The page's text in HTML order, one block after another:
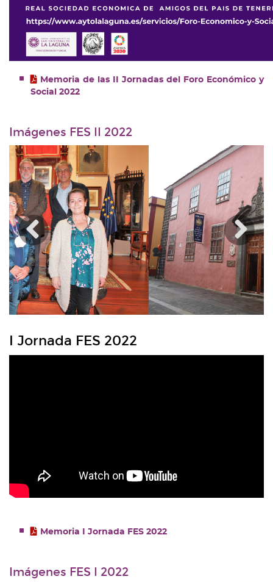
Memoria de las II Jornadas del Foro Económico y
Social 2022
Imágenes FES II 2022
Anterior
I Jornada FES 2022
Memoria I Jornada FES 2022
Imágenes FES I 2022